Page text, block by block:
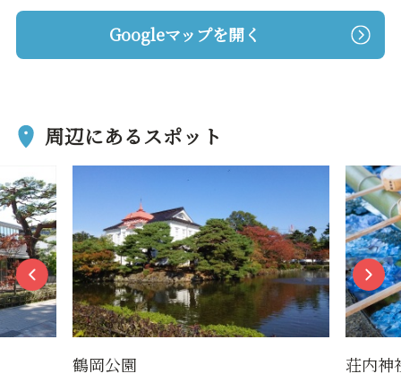
Googleマップを開く
周辺にあるスポット
鶴岡公園 荘内神